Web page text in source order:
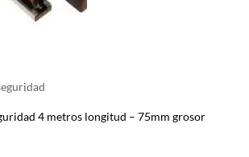
4 metros longitud – 75mm grosor